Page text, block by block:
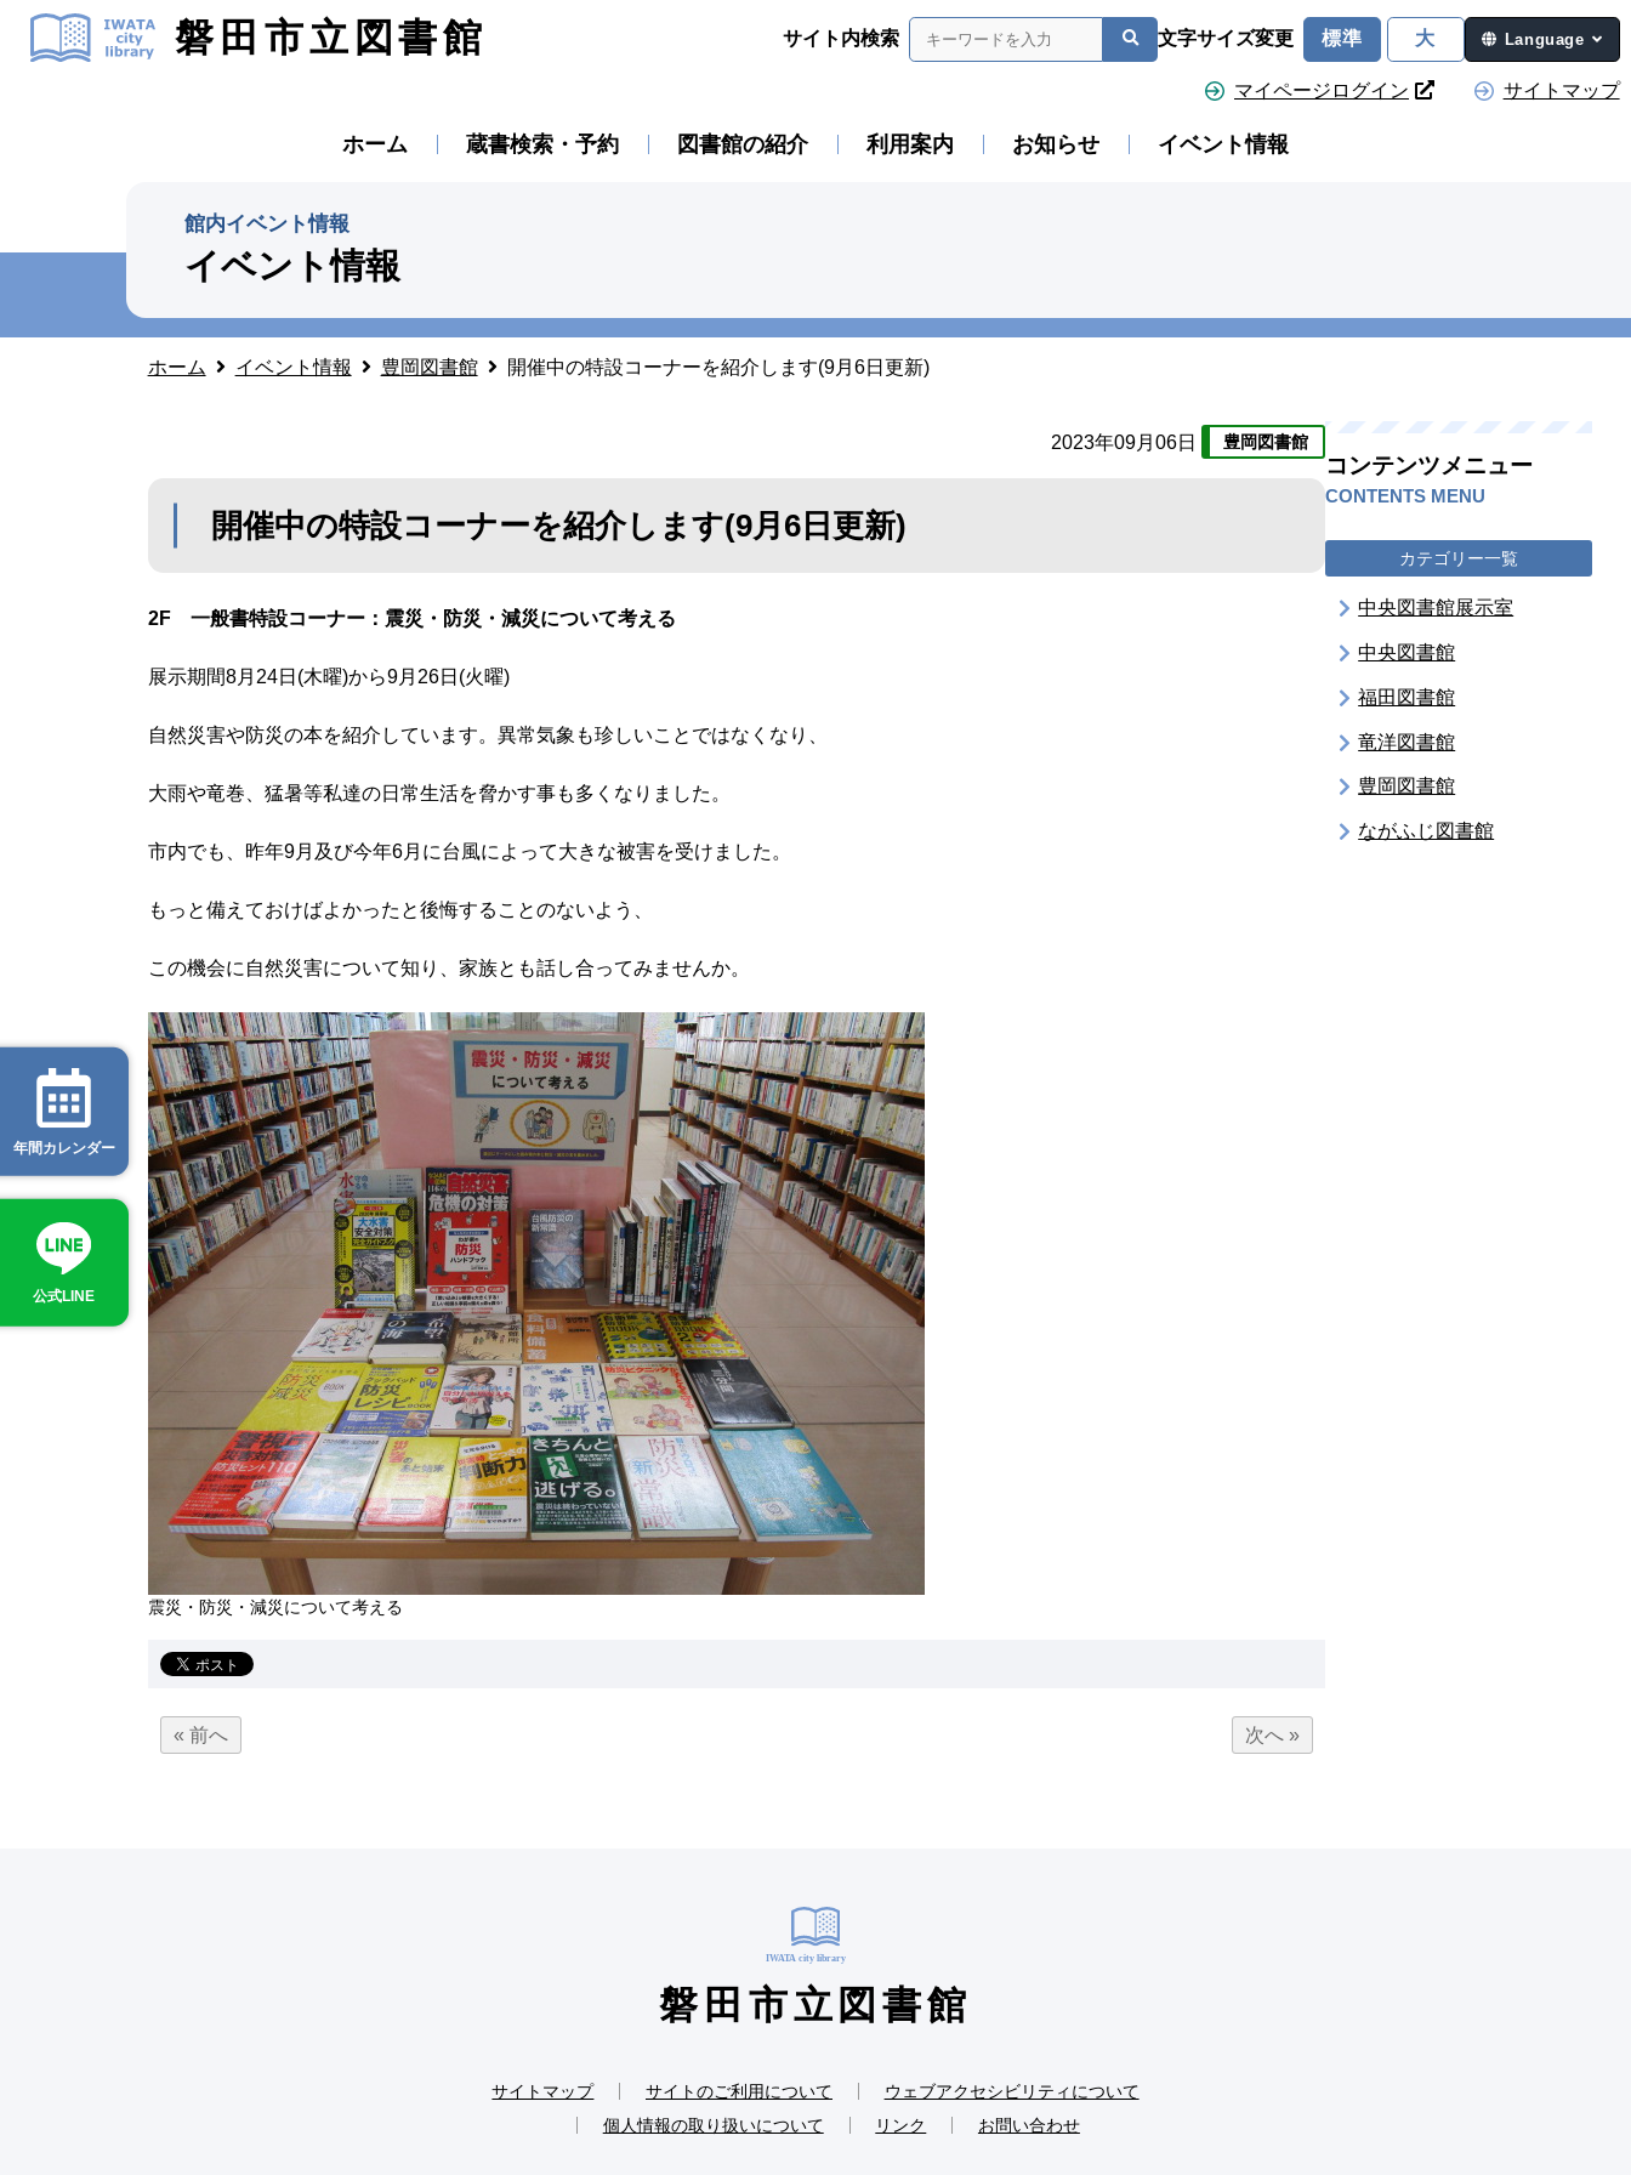
磐田市立図書館 サイト内検索 文字サイズ変更 標準 大 Language
マイページログイン サイトマップ
ホーム 蔵書検索・予約 図書館の紹介 利用案内 お知らせ イベント情報
館内イベント情報
イベント情報
ホーム イベント情報 豊岡図書館 開催中の特設コーナーを紹介します(9月6日更新)
2023年09月06日 豊岡図書館
開催中の特設コーナーを紹介します(9月6日更新)
2F 一般書特設コーナー：震災・防災・減災について考える
展示期間8月24日(木曜)から9月26日(火曜)
自然災害や防災の本を紹介しています。異常気象も珍しいことではなくなり、
大雨や竜巻、猛暑等私達の日常生活を脅かす事も多くなりました。
市内でも、昨年9月及び今年6月に台風によって大きな被害を受けました。
もっと備えておけばよかったと後悔することのないよう、
この機会に自然災害について知り、家族とも話し合ってみませんか。
震災・防災・減災について考える
« 前へ 次へ »
コンテンツメニュー
CONTENTS MENU
カテゴリー一覧
中央図書館展示室
中央図書館
福田図書館
竜洋図書館
豊岡図書館
ながふじ図書館
磐田市立図書館
サイトマップ サイトのご利用について
ウェブアクセシビリティについて
個人情報の取り扱いについて
リンク お問い合わせ
年間カレンダー
公式LINE